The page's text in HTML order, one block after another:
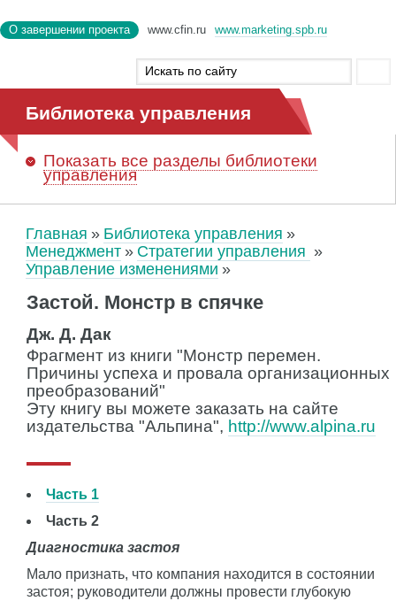
О завершении проекта www.cfin.ru www.marketing.spb.ru
Библиотека управления
Показать все разделы библиотеки
управления
Главная
Библиотека управления
Менеджмент
Стратегии управления
Управление изменениями
Застой. Монстр в спячке
Дж. Д. Дак
Фрагмент из книги "Монстр перемен.
Причины успеха и провала организационных
преобразований"
Эту книгу вы можете заказать на сайте
издательства "Альпина", http://www.alpina.ru
Часть 1
Часть 2
Диагностика застоя
Мало признать, что компания находится в состоянии
застоя; руководители должны провести глубокую